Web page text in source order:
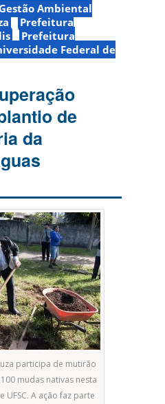
Ambiental
Prefeitura
Prefeitura
Federal de
de
da
participa de mutirão
mudas nativas nesta
UFSC. A ação faz parte